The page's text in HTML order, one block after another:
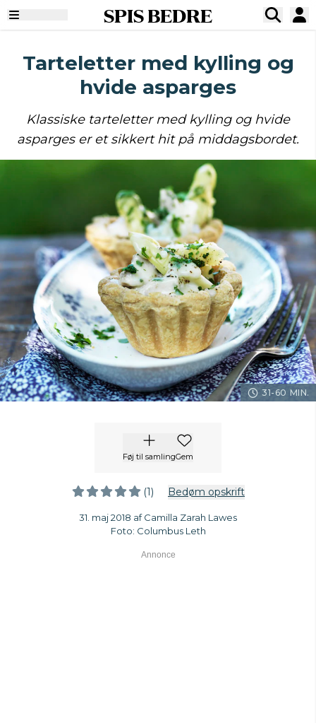
SPIS BEDRE
Tarteletter med kylling og
hvide asparges
Klassiske tarteletter med kylling og hvide
asparges er et sikkert hit på middagsbordet.
31-60 MIN.
Føj til samlingGem
(1) Bedøm opskrift
31. maj 2018 af Camilla Zarah Lawes
Foto: Columbus Leth